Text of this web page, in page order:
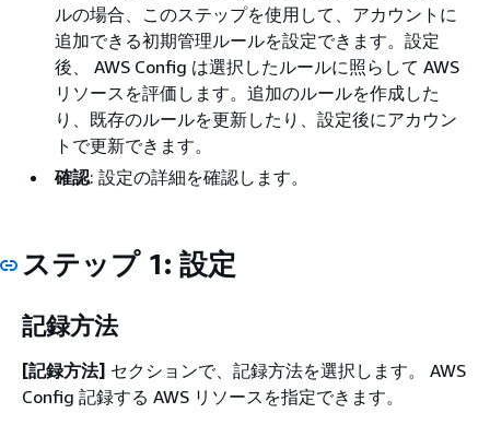
ルの場合、このステップを使用して、アカウントに
追加できる初期管理ルールを設定できます。設定
後、 AWS Config は選択したルールに照らして AWS
リソースを評価します。追加のルールを作成した
り、既存のルールを更新したり、設定後にアカウン
トで更新できます。
確認: 設定の詳細を確認します。
ステップ 1: 設定
記録方法
[記録方法] セクションで、記録方法を選択します。 AWS
Config 記録する AWS リソースを指定できます。